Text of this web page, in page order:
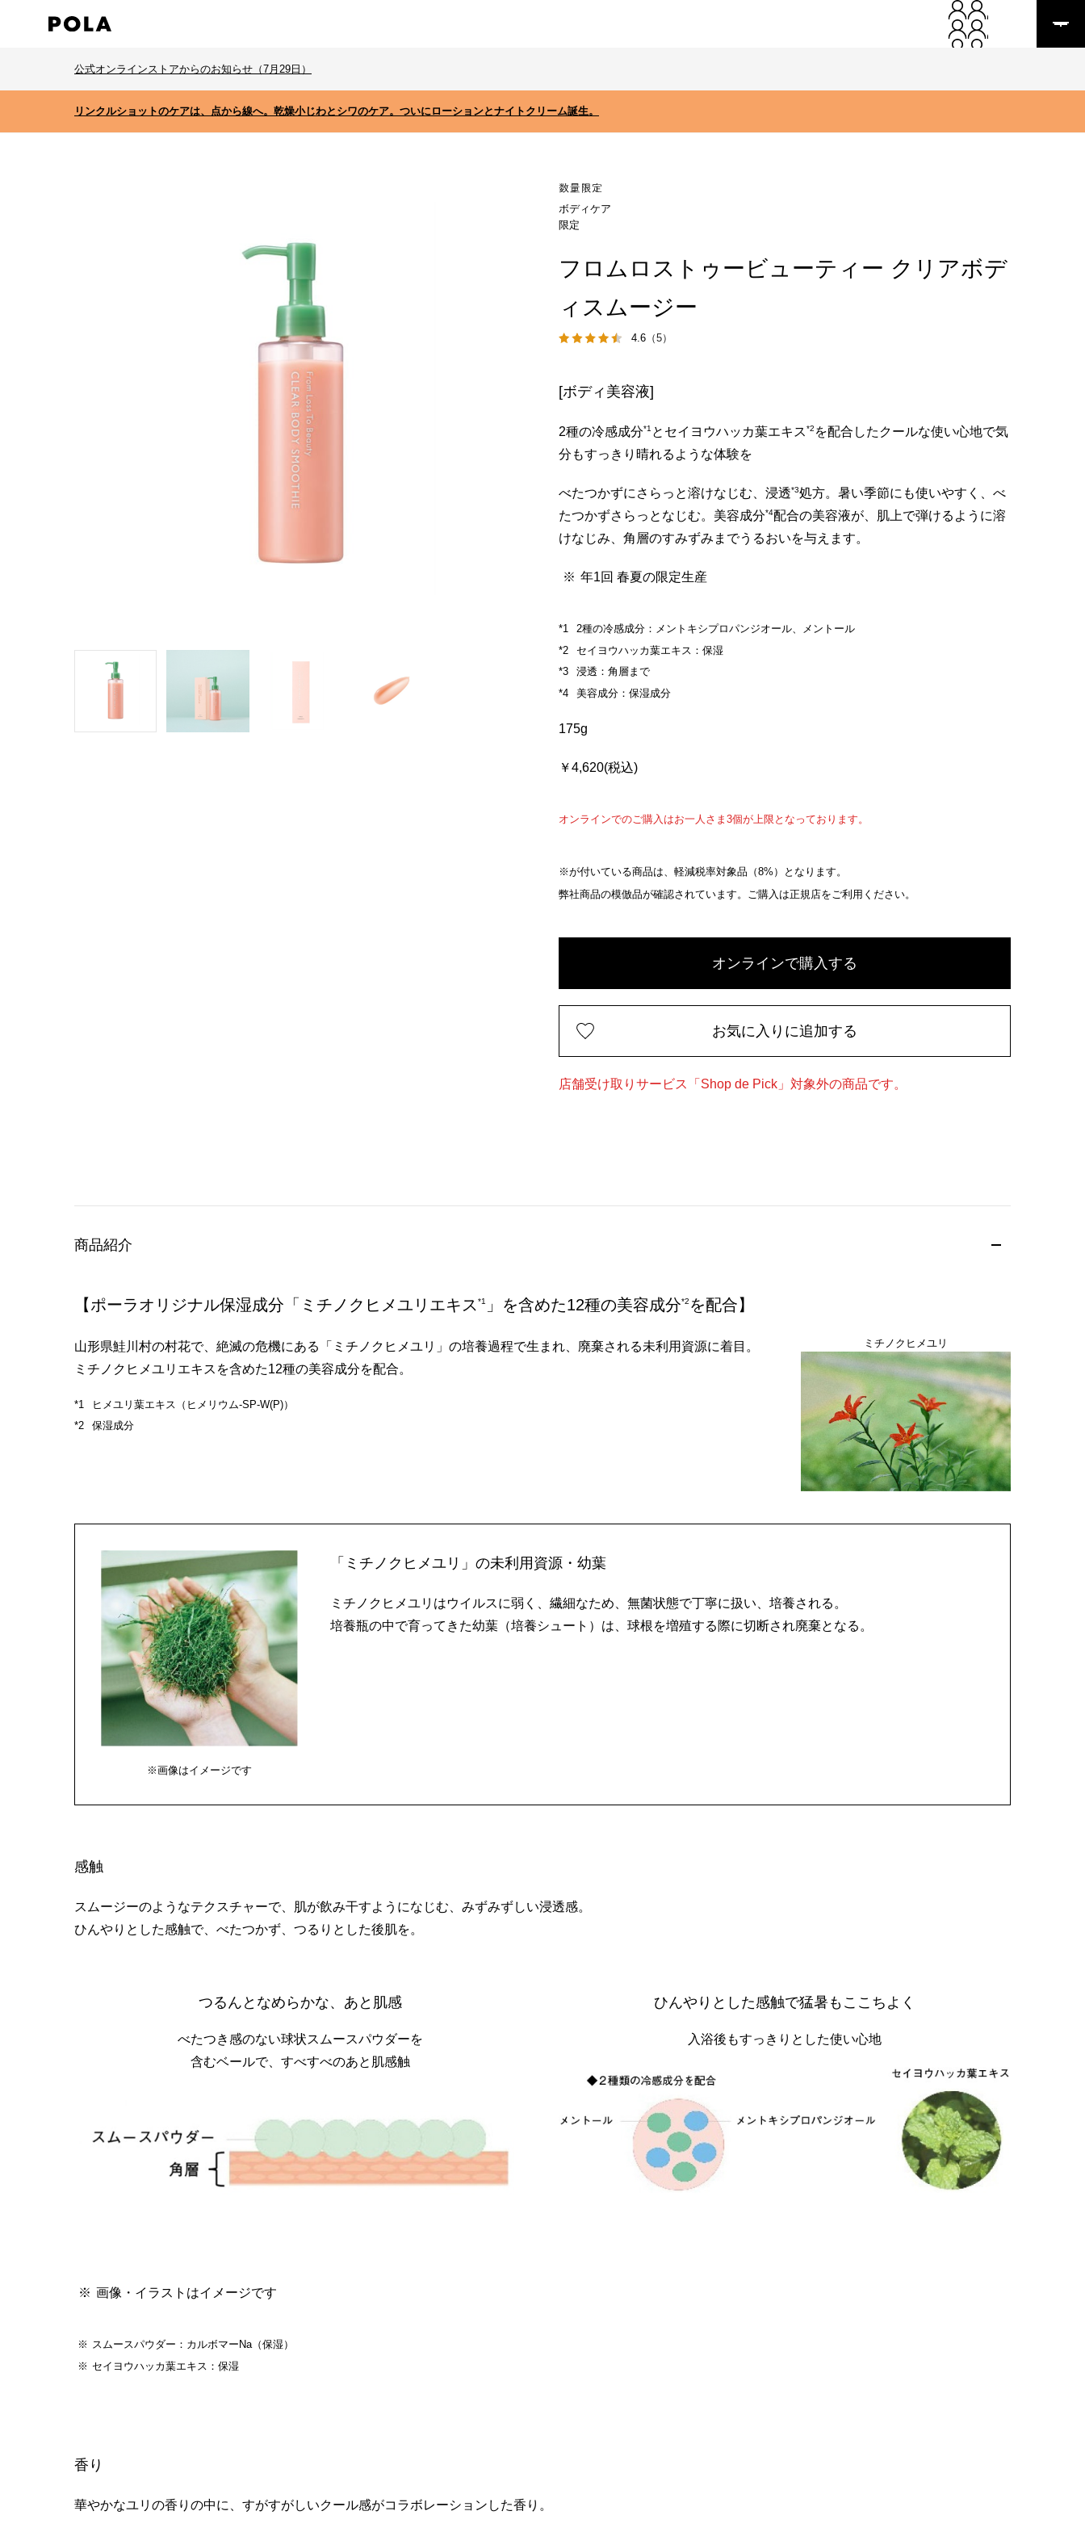
公式オンラインストアからのお知らせ（7月29日）
リンクルショットのケアは、点から線へ。乾燥小じわとシワのケア。ついにローションとナイトクリーム誕生。
ボディケア
限定
フロムロストゥービューティー クリアボデ
ィスムージー
4.6 （5）
[ボディ美容液]
2種の冷感成分*1 とセイヨウハッカ葉エキス*2 を配合したクールな使い心地で気
分もすっきり晴れるような体験を
べたつかずにさらっと溶けなじむ、浸透*3処方。暑い季節にも使いやすく、べ
たつかずさらっとなじむ。美容成分*4配合の美容液が、肌上で弾けるように溶
けなじみ、角層のすみずみまでうるおいを与えます。
年1回 春夏の限定生産
2種の冷感成分：メントキシプロパンジオール、メントール
セイヨウハッカ葉エキス：保湿
浸透：角層まで
美容成分：保湿成分
175g
￥4,620(税込)
オンラインでのご購入はお一人さま3個が上限となっております。
※が付いている商品は、軽減税率対象品（8%）となります。
弊社商品の模倣品が確認されています。ご購入は正規店をご利用ください。
オンラインで購入する
お気に入りに追加する
店舗受け取りサービス「Shop de Pick」対象外の商品です。
商品紹介
【ポーラオリジナル保湿成分「ミチノクヒメユリエキス *1 」を含めた12種の美容成分*2 を配合】
山形県鮭川村の村花で、絶滅の危機にある「ミチノクヒメユリ」の培養過程で生まれ、廃棄される未利用資源に着目。
ミチノクヒメユリエキスを含めた12種の美容成分を配合。
ヒメユリ葉エキス（ヒメリウム-SP-W(P)）
保湿成分
ミチノクヒメユリ
※画像はイメージです
「ミチノクヒメユリ」の未利用資源・幼葉
ミチノクヒメユリはウイルスに弱く、繊細なため、無菌状態で丁寧に扱い、培養される。
培養瓶の中で育ってきた幼葉（培養シュート）は、球根を増殖する際に切断され廃棄となる。
感触
スムージーのようなテクスチャーで、肌が飲み干すようになじむ、みずみずしい浸透感。
ひんやりとした感触で、べたつかず、つるりとした後肌を。
つるんとなめらかな、あと肌感
べたつき感のない球状スムースパウダーを
含むベールで、すべすべのあと肌感触
ひんやりとした感触で猛暑もここちよく
入浴後もすっきりとした使い心地
画像・イラストはイメージです
スムースパウダー：カルボマーNa（保湿）
セイヨウハッカ葉エキス：保湿
香り
華やかなユリの香りの中に、すがすがしいクール感がコラボレーションした香り。